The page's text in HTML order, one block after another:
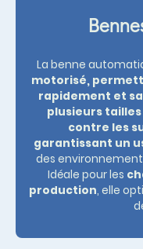
La benne
motorisé,
rapidement et
plusieurs
contre les
garantissant un
des
Idéale pour les
production, elle